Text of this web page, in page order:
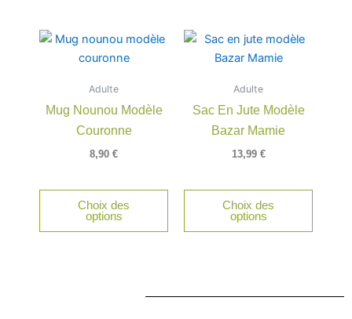
Adulte
Mug Nounou Modèle
Couronne
8,90 €
Choix des
options
Adulte
Sac En Jute Modèle
Bazar Mamie
13,99 €
Choix des
options